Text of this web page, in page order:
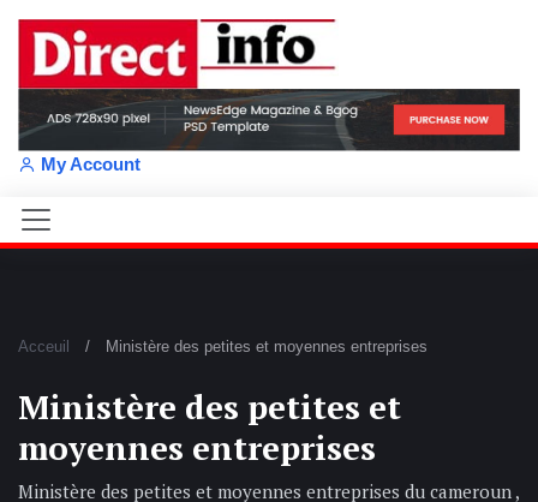
My Account
Acceuil Ministère des petites et moyennes entreprises
Ministère des petites et
moyennes entreprises
Ministère des petites et moyennes entreprises du cameroun ,